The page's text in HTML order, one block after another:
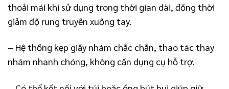
thoải mái khi sử dụng trong thời gian dài, đồng thời
giảm độ rung truyền xuống tay.
– Hệ thống kẹp giấy nhám chắc chắn, thao tác thay
nhám nhanh chóng, không cần dụng cụ hỗ trợ.